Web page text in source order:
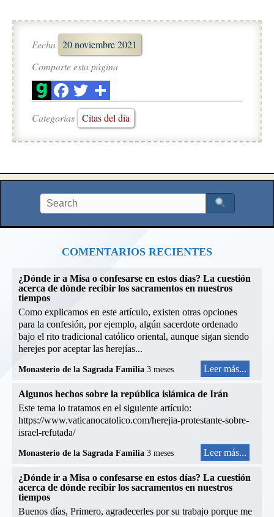
Fecha 20 noviembre 2021
Comparte esta página
Categorias Citas del día
COMENTARIOS RECIENTES
¿Dónde ir a Misa o confesarse en estos días? La cuestión
acerca de dónde recibir los sacramentos en nuestros
tiempos
Como explicamos en este artículo, existen otras opciones
para la confesión, por ejemplo, algún sacerdote ordenado
bajo el rito tradicional católico oriental, aunque sigan siendo
herejes por aceptar las herejías...
Monasterio de la Sagrada Familia 3 meses Leer más...
Algunos hechos sobre la república islámica de Irán
Este tema lo tratamos en el siguiente artículo:
https://www.vaticanocatolico.com/herejia-protestante-sobre-
israel-refutada/
Monasterio de la Sagrada Familia 3 meses Leer más...
¿Dónde ir a Misa o confesarse en estos días? La cuestión
acerca de dónde recibir los sacramentos en nuestros
tiempos
Buenos días, Primero, agradecerles por su trabajo porque me